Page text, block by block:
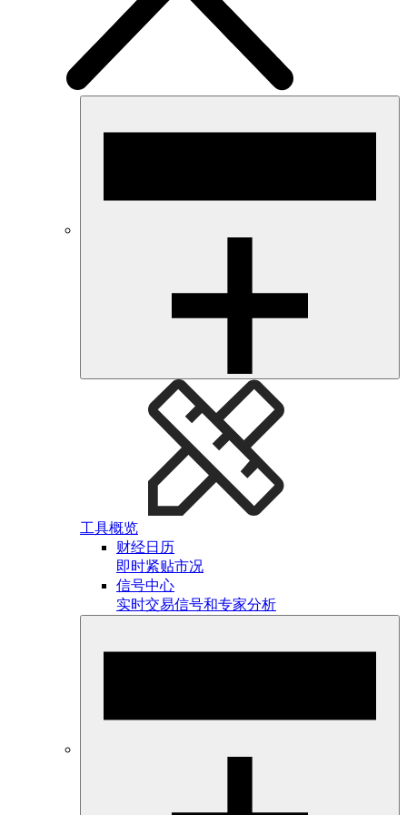
工具概览
财经日历
即时紧贴市况
信号中心
实时交易信号和专家分析